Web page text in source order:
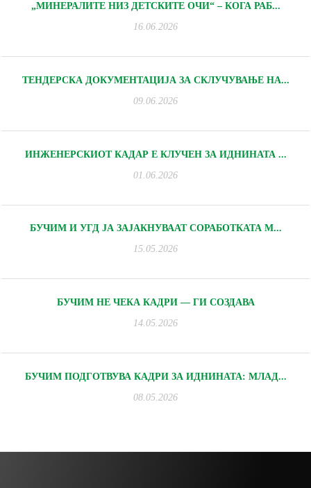
„МИНЕРАЛИТЕ НИЗ ДЕТСКИТЕ ОЧИ“ – КОГА РАБ...
16.06.2026
ТЕНДЕРСКА ДОКУМЕНТАЦИЈА ЗА СКЛУЧУВАЊЕ НА...
09.06.2026
ИНЖЕНЕРСКИОТ КАДАР Е КЛУЧЕН ЗА ИДНИНАТА ...
01.06.2026
БУЧИМ И УГД ЈА ЗАЈАКНУВААТ СОРАБОТКАТА М...
15.05.2026
БУЧИМ НЕ ЧЕКА КАДРИ — ГИ СОЗДАВА
14.05.2026
БУЧИМ ПОДГОТВУВА КАДРИ ЗА ИДНИНАТА: МЛАД...
08.05.2026